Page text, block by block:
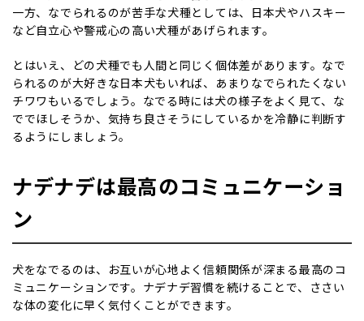
一方、なでられるのが苦手な犬種としては、日本犬やハスキー
など自立心や警戒心の高い犬種があげられます。
とはいえ、どの犬種でも人間と同じく個体差があります。なで
られるのが大好きな日本犬もいれば、あまりなでられたくない
チワワもいるでしょう。なでる時には犬の様子をよく見て、な
ででほしそうか、気持ち良さそうにしているかを冷静に判断す
るようにしましょう。
ナデナデは最高のコミュニケーショ
ン
犬をなでるのは、お互いが心地よく信頼関係が深まる最高のコ
ミュニケーションです。ナデナデ習慣を続けることで、ささい
な体の変化に早く気付くことができます。